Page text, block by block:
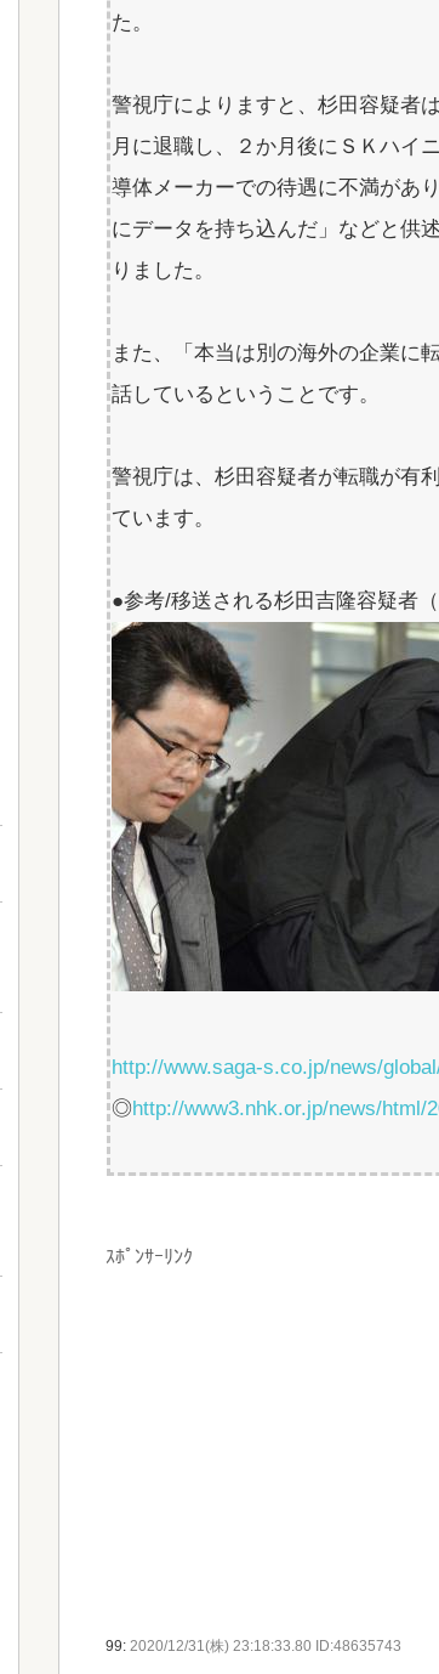
た。
警視庁によりますと、杉田容疑者
月に退職し、２か月後にＳＫハイ
導体メーカーでの待遇に不満があ
にデータを持ち込んだ」などと供
りました。
また、「本当は別の海外の企業に
話しているということです。
警視庁は、杉田容疑者が転職が有
ています。
●参考/移送される杉田吉隆容疑者
http://www.saga-s.co.jp/news/
◎http://www3.nhk.or.jp/news/html/
ｽﾎﾟﾝｻｰﾘﾝｸ
99: 2020/12/31(株) 23:18:33.80 ID:48635743